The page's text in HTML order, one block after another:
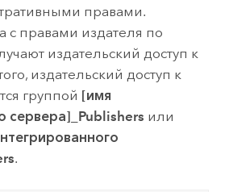
правами.
с правами издателя по
издательский доступ к
издательский доступ к
группой [имя
сервера]_Publishers или
.